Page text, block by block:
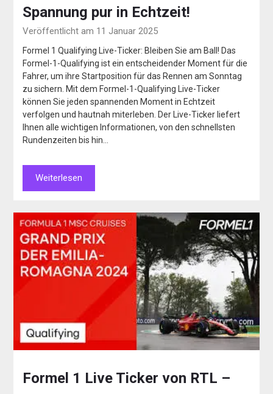
Spannung pur in Echtzeit!
Veröffentlicht am 11 Januar 2025
Formel 1 Qualifying Live-Ticker: Bleiben Sie am Ball! Das
Formel-1-Qualifying ist ein entscheidender Moment für die
Fahrer, um ihre Startposition für das Rennen am Sonntag
zu sichern. Mit dem Formel-1-Qualifying Live-Ticker
können Sie jeden spannenden Moment in Echtzeit
verfolgen und hautnah miterleben. Der Live-Ticker liefert
Ihnen alle wichtigen Informationen, von den schnellsten
Rundenzeiten bis hin…
Weiterlesen
Formel 1 Live Ticker von RTL –